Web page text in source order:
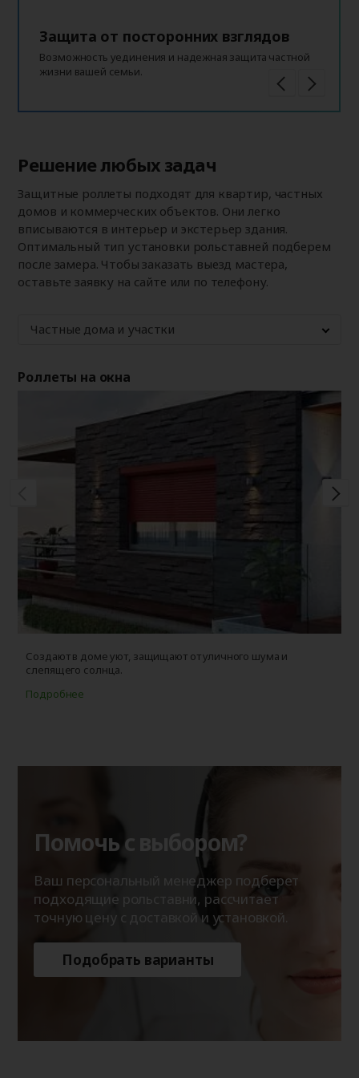
Защита от посторонних взглядов
Возможность уединения и надежная защита частной
жизни вашей семьи.
Решение любых задач
Защитные роллеты подходят для квартир, частных
домов и коммерческих объектов. Они легко
вписываются в интерьер и экстерьер здания.
Оптимальный тип установки рольставней подберем
после замера. Чтобы заказать выезд мастера,
оставьте заявку на сайте или по телефону.
Частные дома и участки
Роллеты на окна
Создают в доме уют, защищают от уличного шума и
слепящего солнца.
Подробнее
Помочь с выбором?
Ваш персональный менеджер подберет
подходящие рольставни, рассчитает
точную цену с доставкой и установкой.
Подобрать варианты